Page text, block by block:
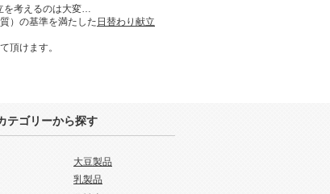
を考えるのは大変…
）の基準を満たした 日替わり献立
頂けます。
テゴリーから探す
大豆製品
乳製品